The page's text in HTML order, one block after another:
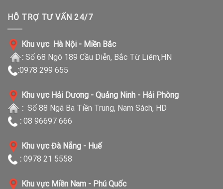
HỖ TRỢ TƯ VẤN 24/7
Khu vực Hà Nội - Miền Bắc
: Số 68 Ngõ 189 Cầu Diễn, Bắc Từ Liêm,HN
:0978 299 655
Khu vực Hải Dương - Quảng Ninh - Hải Phòng
: Số 88 Ngã Ba Tiền Trung, Nam Sách, HD
: 08 96697 666
Khu vực Đà Nẵng - Huế
: 0978 21 5558
Khu vực Miền Nam - Phú Quốc